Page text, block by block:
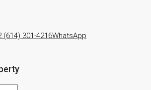
(614) 301-4216WhatsApp